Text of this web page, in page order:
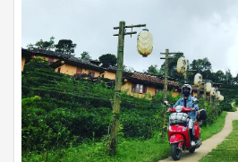
Mai Nguyễn/
Xem thêm: Chiang Mai Chiang
Quay về trang trước Lên đầu trang